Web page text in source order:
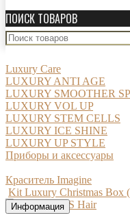
ПОИСК ТОВАРОВ
Luxury Care
LUXURY ANTI AGE
LUXURY SMOOTHER
LUXURY VOL UP
LUXURY STEM CELLS
LUXURY ICE SHINE
LUXURY UP STYLE
Приборы и аксессуары
Краситель Imagine
Kit Luxury Christmas
Информация